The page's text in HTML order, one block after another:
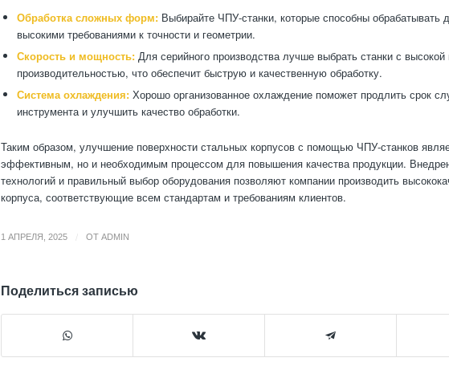
Обработка сложных форм: Выбирайте ЧПУ-станки, которые способны обрабатывать
высокими требованиями к точности и геометрии.
Скорость и мощность: Для серийного производства лучше выбрать станки с
производительностью, что обеспечит быструю и качественную обработку.
Система охлаждения: Хорошо организованное охлаждение поможет продлить срок
инструмента и улучшить качество обработки.
Таким образом, улучшение поверхности стальных корпусов с помощью ЧПУ-станков
эффективным, но и необходимым процессом для повышения качества продукции.
технологий и правильный выбор оборудования позволяют компании производить
корпуса, соответствующие всем стандартам и требованиям клиентов.
1 АПРЕЛЯ, 2025 ОТ ADMIN
Поделиться записью